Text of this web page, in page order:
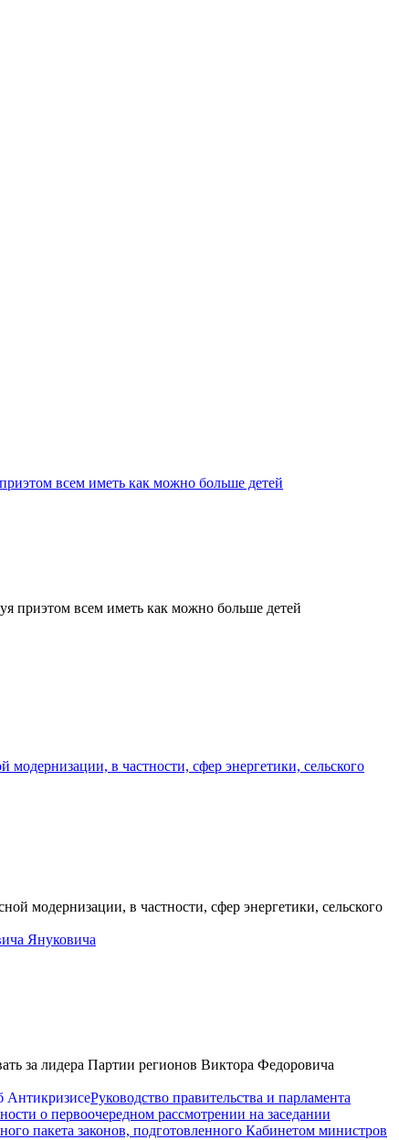
всем иметь как можно больше детей
приэтом всем иметь как можно больше детей
в частности, сфер энергетики, сельского
модернизации, в частности, сфер энергетики, сельского
Януковича
за лидера Партии регионов Виктора Федоровича
Руководство правительства и парламента
о первоочередном рассмотрении на заседании
пакета законов, подготовленного Кабинетом министров